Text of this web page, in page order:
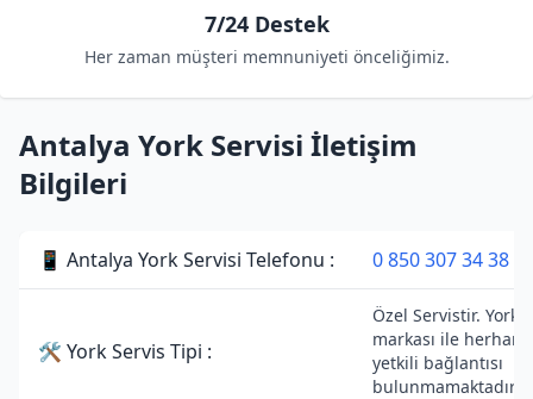
7/24 Destek
Her zaman müşteri memnuniyeti önceliğimiz.
Antalya York Servisi İletişim
Bilgileri
📱 Antalya York Servisi Telefonu : 0 850 307 34 38
🛠 York Servis Tipi :
Özel Servistir. York
markası ile
yetkili bağlantısı
bulunmamaktadır.